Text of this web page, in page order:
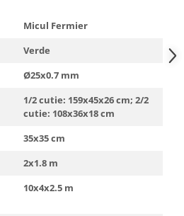
Micul Fermier
Verde
Ø25x0.7 mm
1/2 cutie: 159x45x26 cm; 2/2
cutie: 108x36x18 cm
35x35 cm
2x1.8 m
10x4x2.5 m